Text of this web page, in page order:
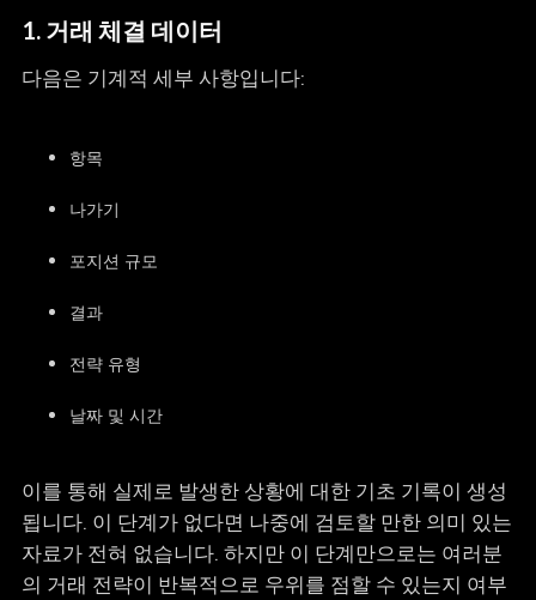
1. 거래 체결 데이터
다음은 기계적 세부 사항입니다:
항목
나가기
포지션 규모
결과
전략 유형
날짜 및 시간
이를 통해 실제로 발생한 상황에 대한 기초 기록이 생성
됩니다. 이 단계가 없다면 나중에 검토할 만한 의미 있는
자료가 전혀 없습니다. 하지만 이 단계만으로는 여러분
의 거래 전략이 반복적으로 우위를 점할 수 있는지 여부